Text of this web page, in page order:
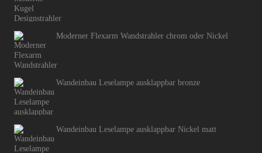
Moderner Flexarm Wandstrahler chrom oder Nickel
Wandeinbau Leselampe ausklappbar bronze
Wandeinbau Leselampe ausklappbar Nickel matt